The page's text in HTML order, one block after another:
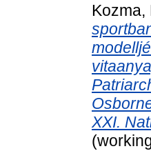
Kozma,
XXI.